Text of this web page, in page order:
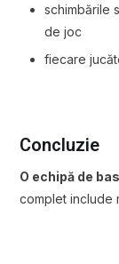
schimbările
de joc
fiecare
Concluzie
O echipă de
complet include